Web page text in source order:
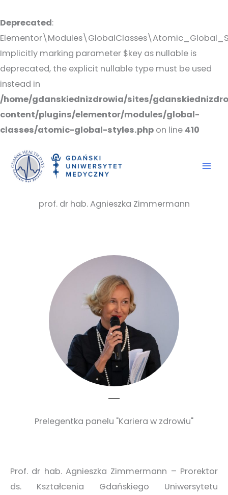
Deprecated:
Implicitly marking parameter $key as nullable is
deprecated, the explicit nullable type must be used
instead in
/home/gdanskiednizdrowia/sites/
content/plugins/elementor/modules/global-
classes/atomic-global-styles.php on line 410
do
treści
prof. dr hab. Agnieszka Zimmermann
Prelegentka panelu "Kariera w zdrowiu"
Prof. dr hab. Agnieszka Zimmermann – Prorektor
ds. Kształcenia Gdańskiego Uniwersytetu